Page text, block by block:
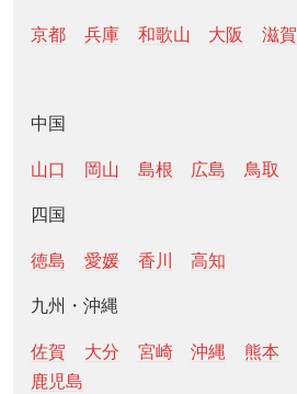
京都 兵庫 和歌山 大阪 滋賀
中国
山口 岡山 島根 広島 鳥取
四国
徳島 愛媛 香川 高知
九州・沖縄
佐賀 大分 宮崎 沖縄 熊本
鹿児島